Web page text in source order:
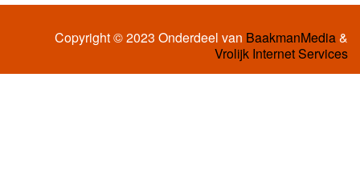
Copyright © 2023 Onderdeel van BaakmanMedia&
Vrolijk Internet Services